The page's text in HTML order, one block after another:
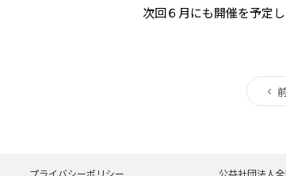
次回６月にも開催を予定
公益社団法人
プライバシーポリシー